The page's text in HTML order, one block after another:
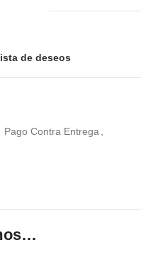
de deseos
Pago Contra Entrega